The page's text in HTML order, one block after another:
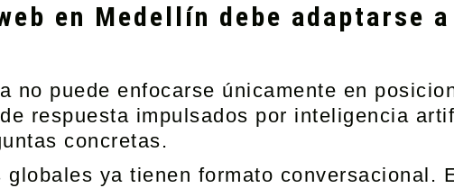
en Medellín debe adaptarse
no puede enfocarse únicamente en
respuesta impulsados por inteligencia
concretas.
ya tienen formato conversacional.